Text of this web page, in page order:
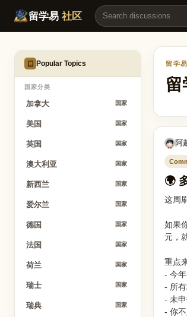
🌍 多国/生活/求职热点｜海外华人FBAR/海外
留学易 社区
Popular Topics
国家分类
加拿大 国家
美国 国家
英国 国家
澳大利亚 国家
新西兰 国家
爱尔兰 国家
德国 国家
法国 国家
荷兰 国家
瑞士 国家
瑞典 国家
留学
阿
🌍
这周
如果
元，
重点
- 今
- 所
- 未
- 你